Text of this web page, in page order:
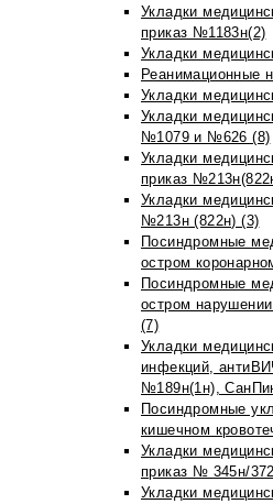
Укладки
приказ №1183н(2)
Укладки
Реанимационные
Укладки
Укладки
№1079 и №626 (8)
Укладки
приказ
Укладки
№213н (822н) (3)
Посиндромные
остром
Посиндромные
остром
(7)
Укладки
инфекций,
№189н(1н),
Посиндромные
кишечном
Укладки
приказ № 345н/
Укладки